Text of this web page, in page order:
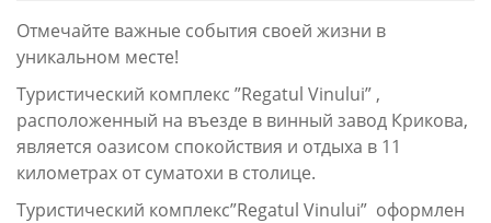
Отмечайте важные события своей жизни в
уникальном месте!
Туристический комплекс ”Regatul Vinului” ,
расположенный на въезде в винный завод Крикова,
является оазисом спокойствия и отдыха в 11
километрах от суматохи в столице.
Туристический комплекс”Regatul Vinului” оформлен